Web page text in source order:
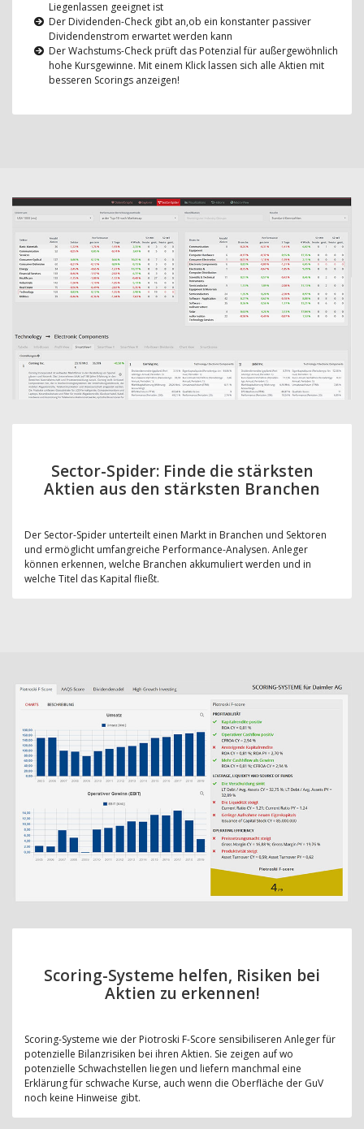
Liegenlassen geeignet ist
Der Dividenden-Check gibt an,ob ein konstanter passiver
Dividendenstrom erwartet werden kann
Der Wachstums-Check prüft das Potenzial für außergewöhnlich
hohe Kursgewinne. Mit einem Klick lassen sich alle Aktien mit
besseren Scorings anzeigen!
Sector-Spider: Finde die stärksten
Aktien aus den stärksten Branchen
Der Sector-Spider unterteilt einen Markt in Branchen und Sektoren
und ermöglicht umfangreiche Performance-Analysen. Anleger
können erkennen, welche Branchen akkumuliert werden und in
welche Titel das Kapital fließt.
Scoring-Systeme helfen, Risiken bei
Aktien zu erkennen!
Scoring-Systeme wie der Piotroski F-Score sensibiliseren Anleger für
potenzielle Bilanzrisiken bei ihren Aktien. Sie zeigen auf wo
potenzielle Schwachstellen liegen und liefern manchmal eine
Erklärung für schwache Kurse, auch wenn die Oberfläche der GuV
noch keine Hinweise gibt.